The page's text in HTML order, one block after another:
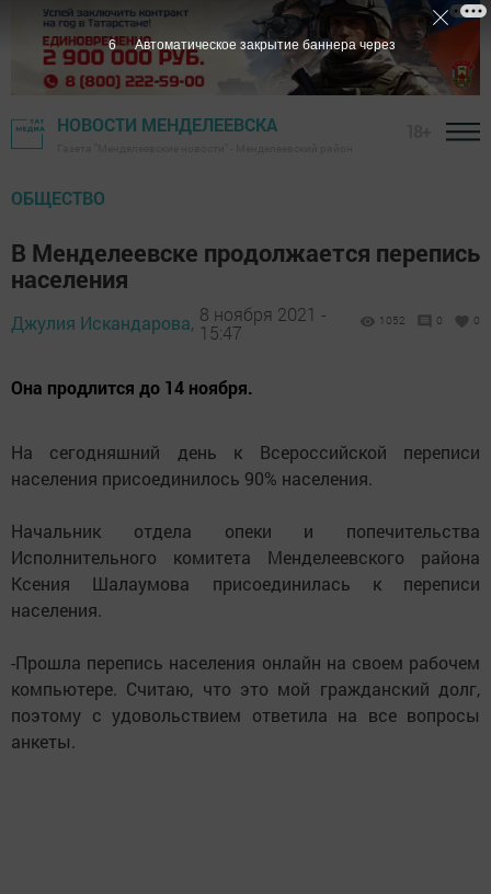
НОВОСТИ МЕНДЕЛЕЕВСКА
ОБЩЕСТВО
В Менделеевске продолжается перепись
населения
Джулия Искандарова, 8 ноября 2021 -
15:47
1052 0 0
Она продлится до 14 ноября.
На сегодняшний день к Всероссийской переписи
населения присоединилось 90% населения.
Начальник отдела опеки и попечительства
Исполнительного комитета Менделеевского района
Ксения Шалаумова присоединилась к переписи
населения.
-Прошла перепись населения онлайн на своем рабочем
компьютере. Считаю, что это мой гражданский долг,
поэтому с удовольствием ответила на все вопросы
анкеты.
6 Автоматическое закрытие баннера через